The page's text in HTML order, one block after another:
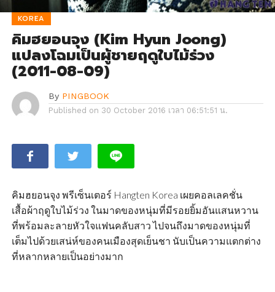
KOREA
คิมฮยอนจุง (Kim Hyun Joong)
แปลงโฉมเป็นผู้ชายฤดูใบไม้ร่วง
(2011-08-09)
By PINGBOOK
Published on 30 October 2016 เวลา 06:51:51 น.
คิมฮยอนจุง พรีเซ็นเตอร์ Hangten Korea เผยคอลเลคชั่น
เสื้อผ้าฤดูใบไม้ร่วง ในมาดของหนุ่มที่มีรอยยิ้มอันแสนหวาน
ที่พร้อมละลายหัวใจแฟนคลับสาว ไปจนถึงมาดของหนุ่มที่
เต็มไปด้วยเสน่ห์ของคนเมืองสุดเย็นชา นับเป็นความแตกต่าง
ที่หลากหลายเป็นอย่างมาก